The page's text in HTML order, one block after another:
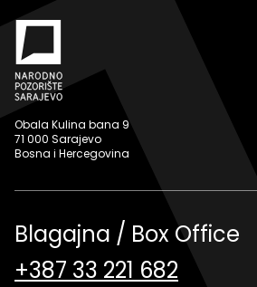
Obala Kulina bana 9
71 000 Sarajevo
Bosna i Hercegovina
Blagajna / Box Office
+387 33 221 682